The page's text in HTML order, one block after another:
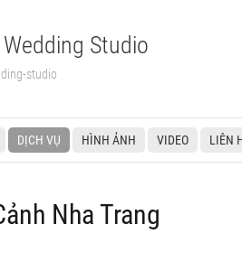
Wedding Studio
studio
DỊCH VỤ HÌNH ẢNH VIDEO LIÊN
Nha Trang